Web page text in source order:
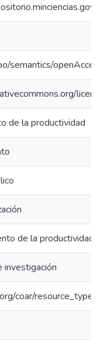
semantics/
de la productividad
de la productividad
investigación
coar/resource_type/